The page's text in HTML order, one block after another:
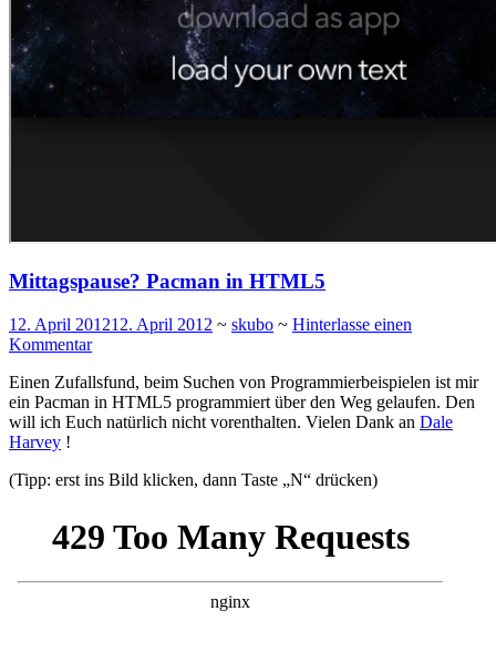
Mittagspause? Pacman in HTML5
12. April 201212. April 2012 ~ skubo ~ Hinterlasse einen
Kommentar
Einen Zufallsfund, beim Suchen von Programmierbeispielen ist mir
ein Pacman in HTML5 programmiert über den Weg gelaufen. Den
will ich Euch natürlich nicht vorenthalten. Vielen Dank an Dale
Harvey !
(Tipp: erst ins Bild klicken, dann Taste „N“ drücken)